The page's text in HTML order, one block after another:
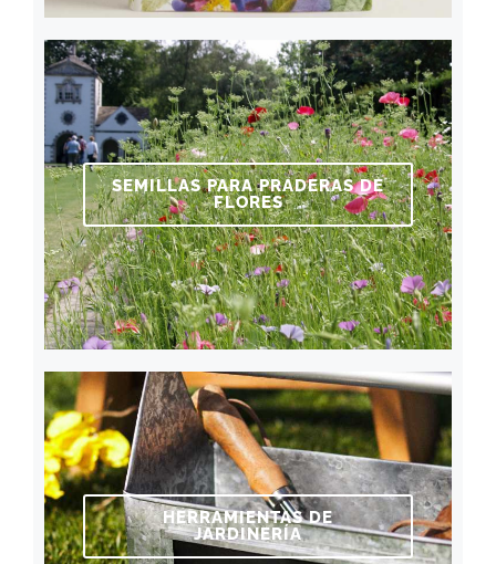
SEMILLAS PARA PRADERAS DE
FLORES
HERRAMIENTAS DE
JARDINERÍA